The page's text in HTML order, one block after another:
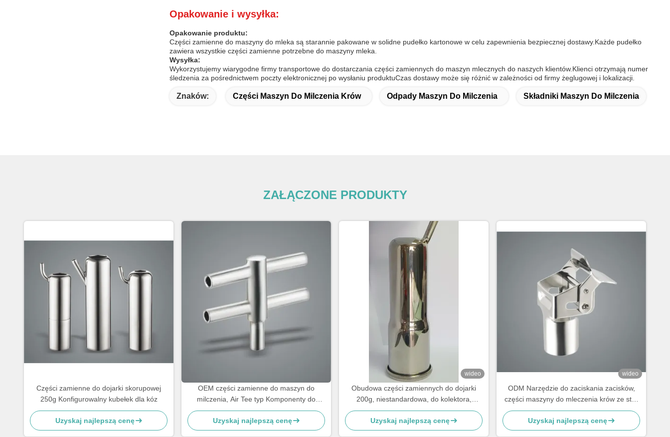
Opakowanie i wysyłka:
Opakowanie produktu:
Części zamienne do maszyny do mleka są starannie pakowane w solidne pudełko kartonowe w celu zapewnienia bezpiecznej dostawy.Każde pudełko
zawiera wszystkie części zamienne potrzebne do maszyny mleka.
Wysyłka:
Wykorzystujemy wiarygodne firmy transportowe do dostarczania części zamiennych do maszyn mlecznych do naszych klientów.Klienci otrzymają numer
śledzenia za pośrednictwem poczty elektronicznej po wysłaniu produktuCzas dostawy może się różnić w zależności od firmy żeglugowej i lokalizacji.
Znaków: Części Maszyn Do Milczenia Krów Odpady Maszyn Do Milczenia Składniki Maszyn Do Milczenia
ZAŁĄCZONE PRODUKTY
Części zamienne do dojarki skorupowej
250g Konfigurowalny kubełek dla kóz
Uzyskaj najlepszą cenę
OEM części zamienne do maszyn do
milczenia, Air Tee typ Komponenty do
maszyn do milczenia
Uzyskaj najlepszą cenę
wideo
Obudowa części zamiennych do dojarki
200g, niestandardowa, do kolektora,
kubków strzykowych
Uzyskaj najlepszą cenę
wideo
ODM Narzędzie do zaciskania zacisków,
części maszyny do mleczenia krów ze stali
nierdzewnej
Uzyskaj najlepszą cenę